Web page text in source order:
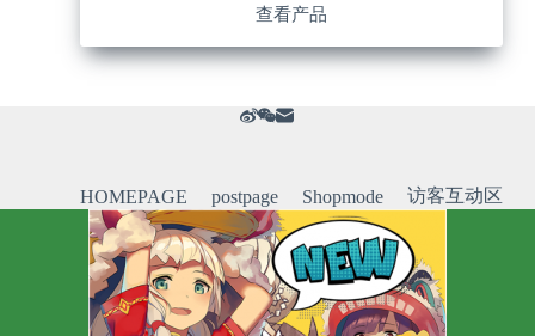
查看产品
HOMEPAGE postpage Shopmode 访客互动区